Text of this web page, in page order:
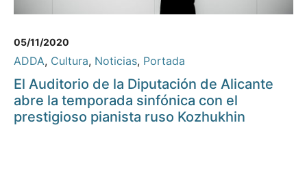
05/11/2020
ADDA, Cultura, Noticias, Portada
El Auditorio de la Diputación de Alicante
abre la temporada sinfónica con el
prestigioso pianista ruso Kozhukhin